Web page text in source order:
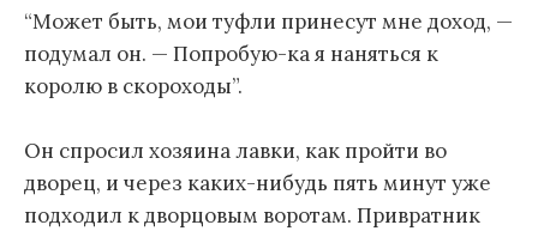
“Может быть, мои туфли принесут мне доход, —
подумал он. — Попробую-ка я наняться к
королю в скороходы”.
Он спросил хозяина лавки, как пройти во
дворец, и через каких-нибудь пять минут уже
подходил к дворцовым воротам. Привратник